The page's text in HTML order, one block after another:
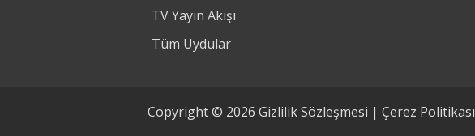
TV Yayın Akışı
Tüm Uydular
Copyright © 2026 Gizlilik Sözleşmesi | Çerez Politikası